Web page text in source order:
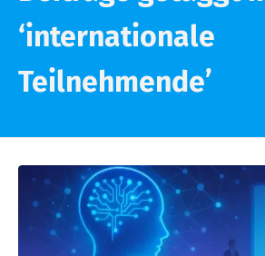
‘internationale
Teilnehmende’